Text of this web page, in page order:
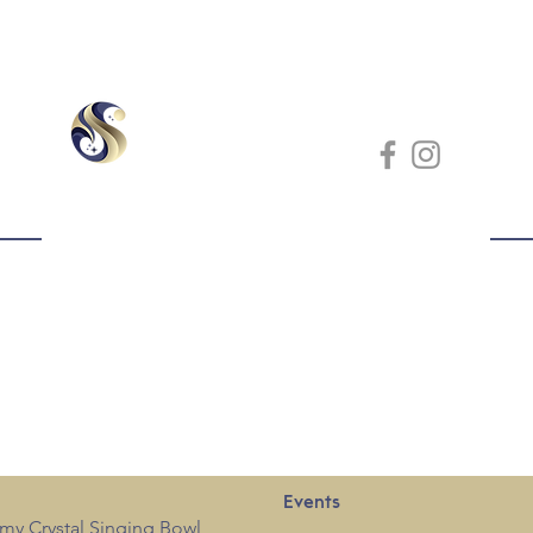
Crystal Singing Bowl
Events